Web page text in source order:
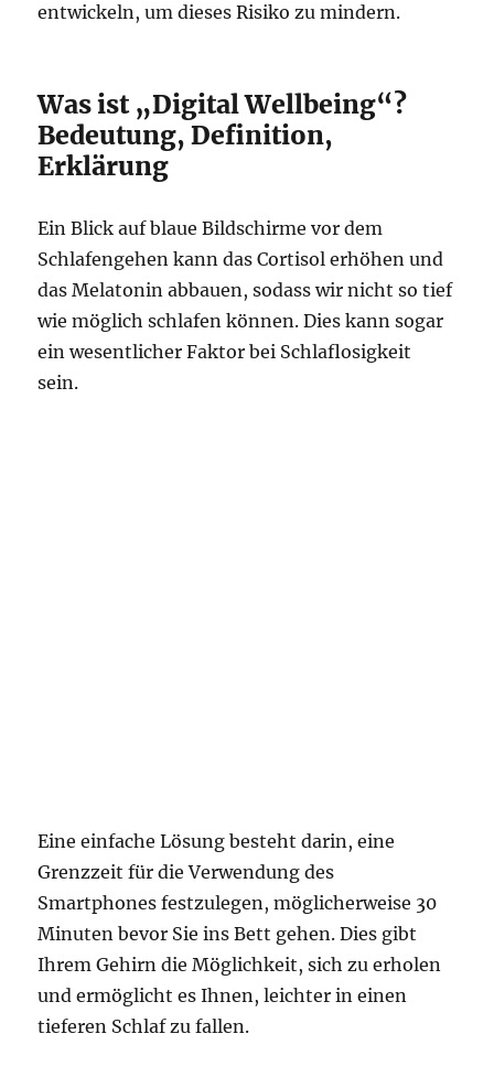
entwickeln, um dieses Risiko zu mindern.
Was ist „Digital Wellbeing“?
Bedeutung, Definition,
Erklärung
Ein Blick auf blaue Bildschirme vor dem
Schlafengehen kann das Cortisol erhöhen und
das Melatonin abbauen, sodass wir nicht so tief
wie möglich schlafen können. Dies kann sogar
ein wesentlicher Faktor bei Schlaflosigkeit
sein.
Eine einfache Lösung besteht darin, eine
Grenzzeit für die Verwendung des
Smartphones festzulegen, möglicherweise 30
Minuten bevor Sie ins Bett gehen. Dies gibt
Ihrem Gehirn die Möglichkeit, sich zu erholen
und ermöglicht es Ihnen, leichter in einen
tieferen Schlaf zu fallen.